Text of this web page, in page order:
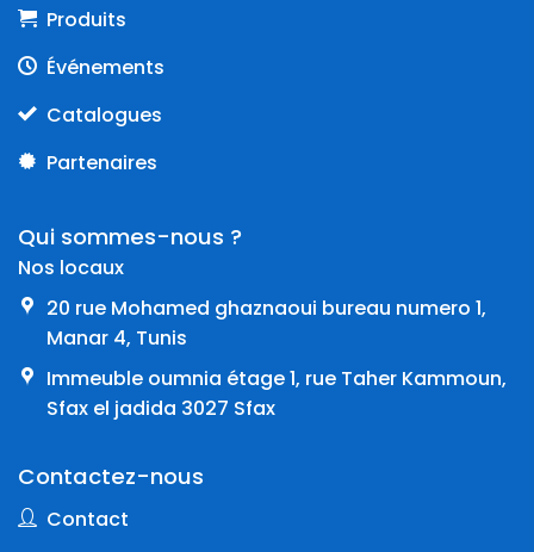
Produits
Événements
Catalogues
Partenaires
Qui sommes-nous ?
Nos locaux
20 rue Mohamed ghaznaoui bureau numero 1,
Manar 4, Tunis
Immeuble oumnia étage 1, rue Taher Kammoun,
Sfax el jadida 3027 Sfax
Contactez-nous
Contact